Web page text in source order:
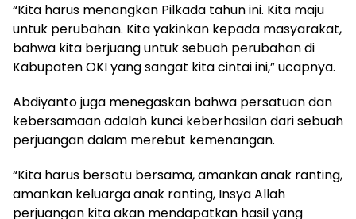
“Kita harus menangkan Pilkada tahun ini. Kita maju
untuk perubahan. Kita yakinkan kepada masyarakat,
bahwa kita berjuang untuk sebuah perubahan di
Kabupaten OKI yang sangat kita cintai ini,” ucapnya.
Abdiyanto juga menegaskan bahwa persatuan dan
kebersamaan adalah kunci keberhasilan dari sebuah
perjuangan dalam merebut kemenangan.
“Kita harus bersatu bersama, amankan anak ranting,
amankan keluarga anak ranting, Insya Allah
perjuangan kita akan mendapatkan hasil yang